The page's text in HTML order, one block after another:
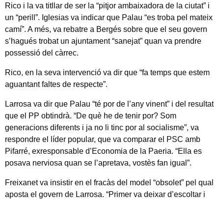
Rico i la va titllar de ser la “pitjor ambaixadora de la ciutat” i
un “perill”. Iglesias va indicar que Palau “es troba pel mateix
camí”. A més, va rebatre a Bergés sobre que el seu govern
s’hagués trobat un ajuntament “sanejat” quan va prendre
possessió del càrrec.
Rico, en la seva intervenció va dir que “fa temps que estem
aguantant faltes de respecte”.
Larrosa va dir que Palau “té por de l’any vinent” i del resultat
que el PP obtindrà. “De què he de tenir por? Som
generacions diferents i ja no li tinc por al socialisme”, va
respondre el líder popular, que va comparar el PSC amb
Pifarré, exresponsable d’Economia de la Paeria. “Ella es
posava nerviosa quan se l’apretava, vostès fan igual”.
Freixanet va insistir en el fracàs del model “obsolet” pel qual
aposta el govern de Larrosa. “Primer va deixar d’escoltar i